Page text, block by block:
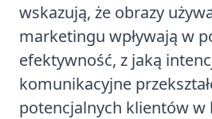
wskazują, że obrazy
marketingu wpływają w
efektywność, z jaką
komunikacyjne
potencjalnych klientów w